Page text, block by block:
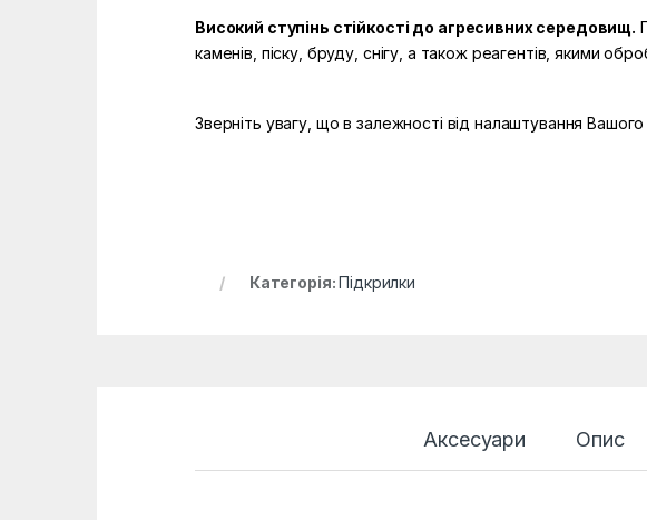
Високий ступінь стійкості до агресивних середовищ.
каменів, піску, бруду, снігу, а також реагентів, якими
Зверніть увагу, що в залежності від налаштування
Категорія:Підкрилки
Аксесуари Опис